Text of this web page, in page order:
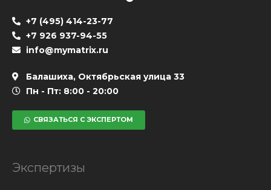
+7 (495) 414-23-77
+7 926 937-94-55
info@mymatrix.ru
Балашиха, Октябрьская улица 33
Пн - Пт: 8:00 - 20:00
СВЯЗАТЬСЯ С ЭКСПЕРТОМ
Экспертизы